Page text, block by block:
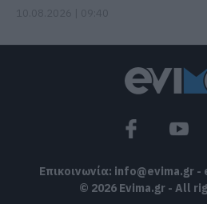
Επικοινωνία: info@evima.gr -
© 2026 Evima.gr - All